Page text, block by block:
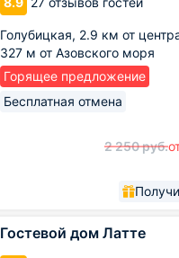
Голубицкая, 2.9 км от
327 м от Азовского моря
Горящее предложение
Бесплатная отмена
2 250руб.
Гостевой дом Латте